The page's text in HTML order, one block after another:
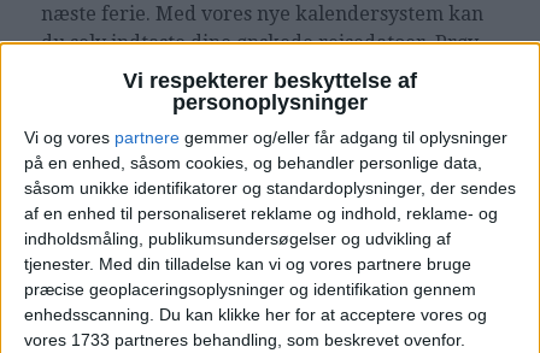
Vi respekterer beskyttelse af
personoplysninger
Vi og vores partnere gemmer og/eller får adgang til oplysninger
på en enhed, såsom cookies, og behandler personlige data,
såsom unikke identifikatorer og standardoplysninger, der sendes
af en enhed til personaliseret reklame og indhold, reklame- og
indholdsmåling, publikumsundersøgelser og udvikling af
tjenester. Med din tilladelse kan vi og vores partnere bruge
præcise geoplaceringsoplysninger og identifikation gennem
enhedsscanning. Du kan klikke her for at acceptere vores og
vores 1733 partneres behandling, som beskrevet ovenfor.
næste ferie. Med vores nye kalendersystem kan
du selv indtaste dine ønskede rejsedatoer. Prøv
det herunder:
Vælg egne datoer - eller de
alternative forslag
‹ ›
juli 2026
Uge Ma Ti On
U27 1 2 3 4 5